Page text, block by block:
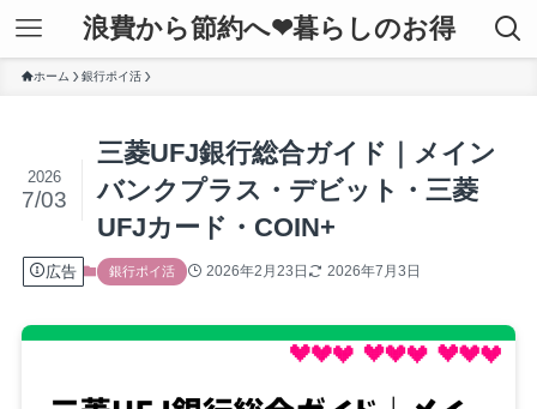
浪費から節約へ❤暮らしのお得
ホーム 銀行ポイ活
三菱UFJ銀行総合ガイド｜メイン
バンクプラス・デビット・三菱
UFJカード・COIN+
2026
7/03
広告 銀行ポイ活 2026年2月23日 2026年7月3日